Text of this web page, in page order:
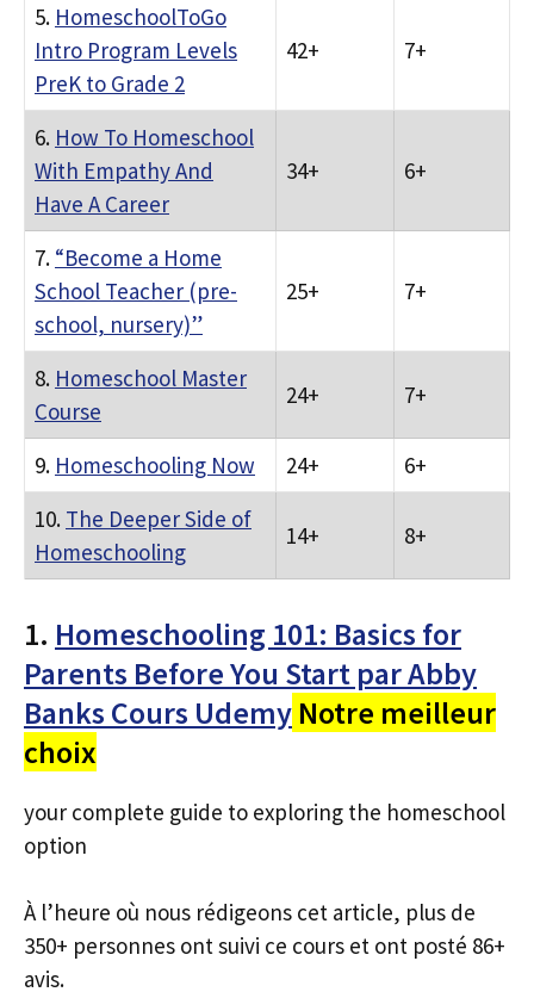
5. HomeschoolToGo
Intro Program Levels
PreK to Grade 2
42+ 7+
6. How To Homeschool
With Empathy And
Have A Career
34+ 6+
7. “Become a Home
School Teacher (pre-
school, nursery)”
25+ 7+
8. Homeschool Master
Course
24+ 7+
9. Homeschooling Now 24+
6+
10. The Deeper Side of
Homeschooling
14+ 8+
1. Homeschooling 101: Basics for
Parents Before You Start par Abby
Banks Cours Udemy Notre meilleur
choix
your complete guide to exploring the homeschool
option
À l’heure où nous rédigeons cet article, plus de
350+ personnes ont suivi ce cours et ont posté 86+
avis.